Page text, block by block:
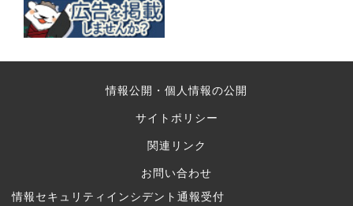
情報公開・個人情報の公開
サイトポリシー
関連リンク
お問い合わせ
情報セキュリティインシデント通報受付